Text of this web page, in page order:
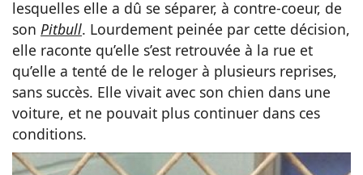
lesquelles elle a dû se séparer, à contre-coeur, de
son Pitbull. Lourdement peinée par cette décision,
elle raconte qu’elle s’est retrouvée à la rue et
qu’elle a tenté de le reloger à plusieurs reprises,
sans succès. Elle vivait avec son chien dans une
voiture, et ne pouvait plus continuer dans ces
conditions.